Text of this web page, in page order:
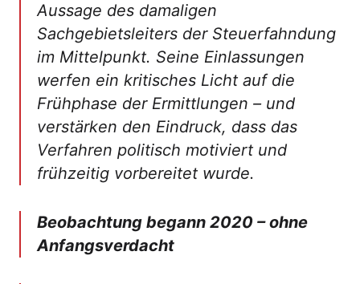
Aussage des damaligen
Sachgebietsleiters der Steuerfahndung
im Mittelpunkt. Seine Einlassungen
werfen ein kritisches Licht auf die
Frühphase der Ermittlungen – und
verstärken den Eindruck, dass das
Verfahren politisch motiviert und
frühzeitig vorbereitet wurde.
Beobachtung begann 2020 – ohne
Anfangsverdacht